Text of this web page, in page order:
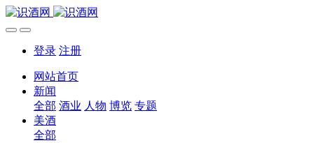
登录 注册
网站首页
新闻
全部 酒业 人物 博览 专题
美酒
全部